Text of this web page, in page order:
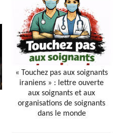
« Touchez pas aux soignants
iraniens » : lettre ouverte
aux soignants et aux
organisations de soignants
dans le monde